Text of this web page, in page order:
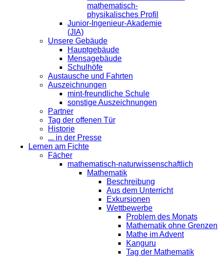
mathematisch-
physikalisches Profil
Junior-Ingenieur-Akademie
(JIA)
Unsere Gebäude
Hauptgebäude
Mensagebäude
Schulhöfe
Austausche und Fahrten
Auszeichnungen
mint-freundliche Schule
sonstige Auszeichnungen
Partner
Tag der offenen Tür
Historie
... in der Presse
Lernen am Fichte
Fächer
mathematisch-naturwissenschaftlich
Mathematik
Beschreibung
Aus dem Unterricht
Exkursionen
Wettbewerbe
Problem des Monats
Mathematik ohne Grenzen
Mathe im Advent
Kanguru
Tag der Mathematik